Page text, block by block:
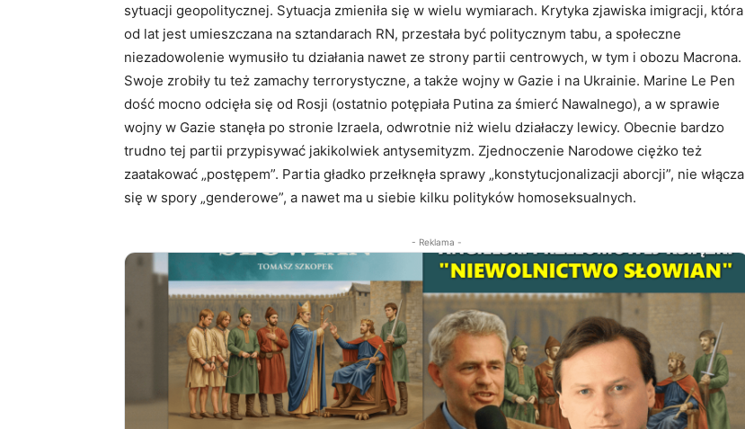
sytuacji geopolitycznej. Sytuacja zmieniła się w wielu wymiarach. Krytyka zjawiska imigracji, która
od lat jest umieszczana na sztandarach RN, przestała być politycznym tabu, a społeczne
niezadowolenie wymusiło tu działania nawet ze strony partii centrowych, w tym i obozu Macrona.
Swoje zrobiły tu też zamachy terrorystyczne, a także wojny w Gazie i na Ukrainie. Marine Le Pen
dość mocno odcięła się od Rosji (ostatnio potępiała Putina za śmierć Nawalnego), a w sprawie
wojny w Gazie stanęła po stronie Izraela, odwrotnie niż wielu działaczy lewicy. Obecnie bardzo
trudno tej partii przypisywać jakikolwiek antysemityzm. Zjednoczenie Narodowe ciężko też
zaatakować „postępem”. Partia gładko przełknęła sprawy „konstytucjonalizacji aborcji”, nie włącza
się w spory „genderowe”, a nawet ma u siebie kilku polityków homoseksualnych.
- Reklama -